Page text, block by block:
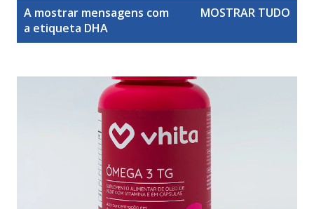
A mostrar mensagens com
a etiqueta DHA
MOSTRAR TUDO